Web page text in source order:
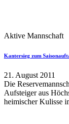
Aktive Mannschaft
Kantersieg zum
21. August 2011
Die
Aufsteiger aus
heimischer Kulisse